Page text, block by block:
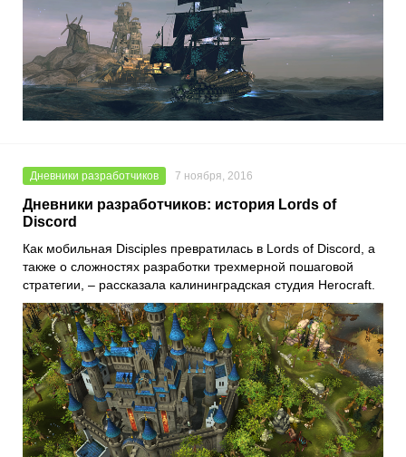
Дневники разработчиков 7 ноября, 2016
Дневники разработчиков: история Lords of
Discord
Как мобильная Disciples превратилась в Lords of Discord, а
также о сложностях разработки трехмерной пошаговой
стратегии, – рассказала калининградская студия Herocraft.